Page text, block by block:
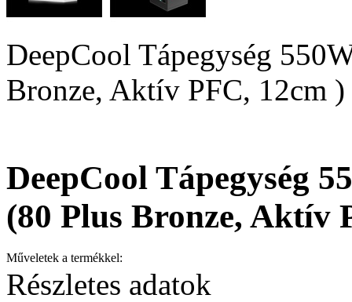
DeepCool Tápegység
Bronze, Aktív PFC, 12cm )
DeepCool Tápegység
(80 Plus Bronze, Aktív
Műveletek a termékkel:
Részletes adatok